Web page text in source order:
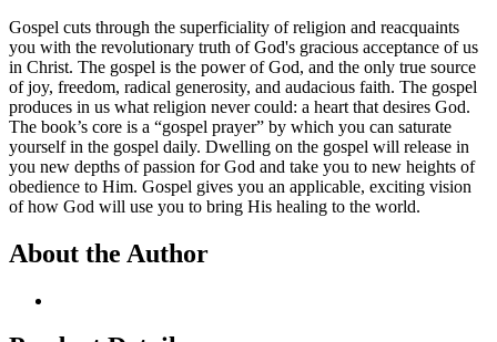
Gospel cuts through the superficiality of religion and reacquaints
you with the revolutionary truth of God's gracious acceptance of us
in Christ. The gospel is the power of God, and the only true source
of joy, freedom, radical generosity, and audacious faith. The gospel
produces in us what religion never could: a heart that desires God.
The book’s core is a “gospel prayer” by which you can saturate
yourself in the gospel daily. Dwelling on the gospel will release in
you new depths of passion for God and take you to new heights of
obedience to Him. Gospel gives you an applicable, exciting vision
of how God will use you to bring His healing to the world.
About the Author